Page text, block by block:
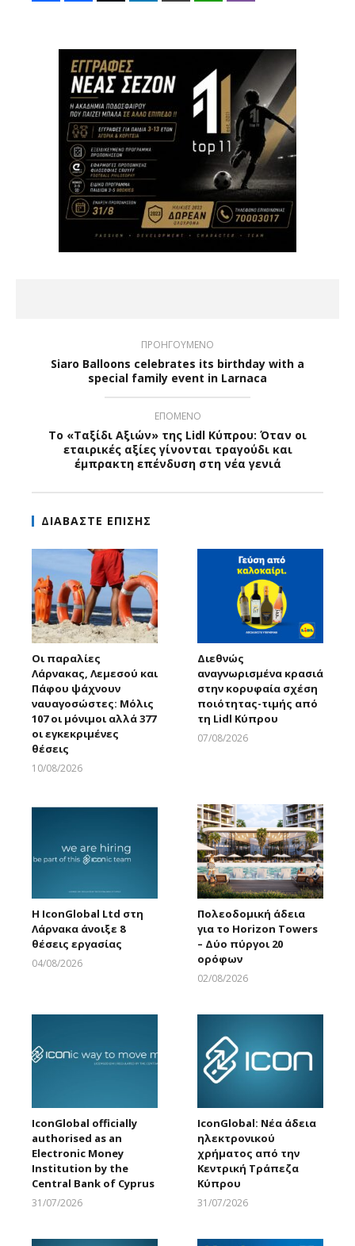
ΠΡΟΗΓΟΥΜΕΝΟ
Siaro Balloons celebrates its birthday with a
special family event in Larnaca
ΕΠΟΜΕΝΟ
Το «Ταξίδι Αξιών» της Lidl Κύπρου: Όταν οι
εταιρικές αξίες γίνονται τραγούδι και
έμπρακτη επένδυση στη νέα γενιά
ΔΙΑΒΑΣΤΕ ΕΠΙΣΗΣ
Οι παραλίες
Λάρνακας, Λεμεσού και
Πάφου ψάχνουν
ναυαγοσώστες: Μόλις
107 οι μόνιμοι αλλά 377
οι εγκεκριμένες
θέσεις
10/08/2026
Διεθνώς
αναγνωρισμένα κρασιά
στην κορυφαία σχέση
ποιότητας-τιμής από
τη Lidl Κύπρου
07/08/2026
Η IconGlobal Ltd στη
Λάρνακα άνοιξε 8
θέσεις εργασίας
04/08/2026
Πολεοδομική άδεια
για το Horizon Towers
– Δύο πύργοι 20
ορόφων
02/08/2026
IconGlobal officially
authorised as an
Electronic Money
Institution by the
Central Bank of Cyprus
31/07/2026
IconGlobal: Νέα άδεια
ηλεκτρονικού
χρήματος από την
Κεντρική Τράπεζα
Κύπρου
31/07/2026